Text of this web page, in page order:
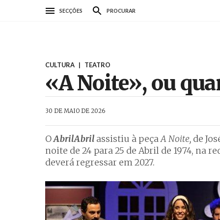
SECÇÕES PROCURAR
CULTURA | TEATRO
«A Noite», ou
30 DE MAIO DE 2026
OAbrilAbril assistiu à peçaA Noite, de
noite de 24 para 25 de Abril de 1974, na
deverá regressar em 2027.